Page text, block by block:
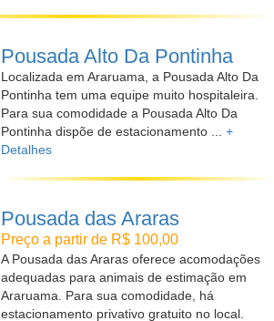
Pousada Alto Da Pontinha
Localizada em Araruama, a Pousada Alto Da
Pontinha tem uma equipe muito hospitaleira.
Para sua comodidade a Pousada Alto Da
Pontinha dispõe de estacionamento ... +
Detalhes
Pousada das Araras
Preço a partir de R$ 100,00
A Pousada das Araras oferece acomodações
adequadas para animais de estimação em
Araruama. Para sua comodidade, há
estacionamento privativo gratuito no local.